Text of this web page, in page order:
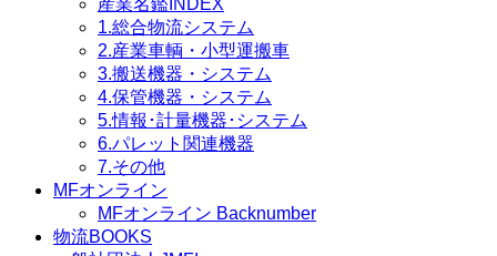
1.総合物流システム
2.産業車輌・小型運搬車
3.搬送機器・システム
4.保管機器・システム
5.情報･計量機器･システム
6.パレット関連機器
7.その他
MFオンライン
MFオンライン Backnumber
物流BOOKS